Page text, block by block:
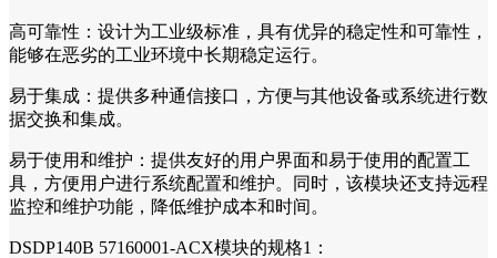
高可靠性：设计为工业级标准，具有优异的稳定性和可靠性，
能够在恶劣的工业环境中长期稳定运行。
易于集成：提供多种通信接口，方便与其他设备或系统进行数
据交换和集成。
易于使用和维护：提供友好的用户界面和易于使用的配置工
具，方便用户进行系统配置和维护。同时，该模块还支持远程
监控和维护功能，降低维护成本和时间。
DSDP140B 57160001-ACX模块的规格1：